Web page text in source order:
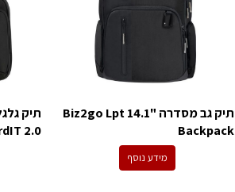
תיק גב מסדרה "14.1 Biz2go Lpt
Backpack
מידע נוסף
2.0